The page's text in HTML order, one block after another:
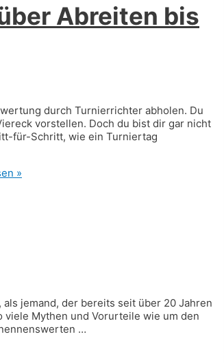
Abreiten bis
durch Turnierrichter abholen. Du
vorstellen. Doch du bist dir gar nicht
für-Schritt, wie ein Turniertag
»
jemand, der bereits seit über 20 Jahren
Mythen und Vorurteile wie um den
…